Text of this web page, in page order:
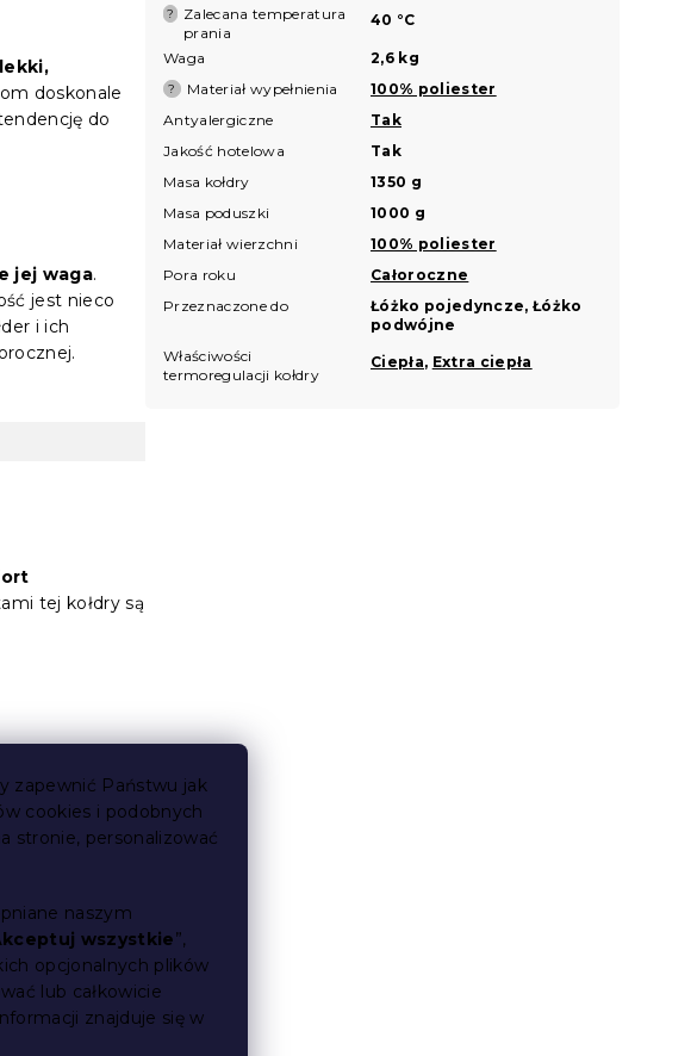
zapewnić Państwu jak
cookies i podobnych
stronie, personalizować
naszym
wszystkie”,
opcjonalnych plików
lub całkowicie
znajduje się w
doskonale
do
jej waga.
jest nieco
i ich
tej kołdry są
czemu
ciała i
kołder
wartość
jest nieco
?
Zalecana temperatura
prania
40 °C
Waga 2,6 kg
? Materiał wypełnienia
100% poliester
Antyalergiczne
Tak
Jakość hotelowa
Tak
Masa kołdry
1350 g
Masa poduszki
1000 g
Materiał wierzchni
100% poliester
Pora roku
Całoroczne
Przeznaczone do
Łóżko pojedyncze, Łóżko
podwójne
Właściwości
termoregulacji kołdry
Ciepła, Extra ciepła